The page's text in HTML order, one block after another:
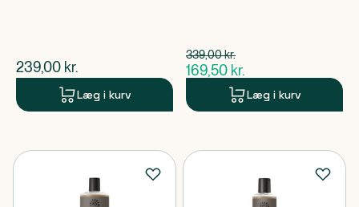
$nuværende pris
239,00 kr.
Læg i kurv
$gammel pris
339,00kr.
Spar 169,50 kr.
$nuværende pris
169,50 kr.
Læg i kurv